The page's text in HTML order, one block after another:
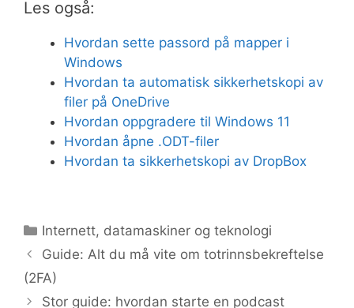
Les også:
Hvordan sette passord på mapper i
Windows
Hvordan ta automatisk sikkerhetskopi av
filer på OneDrive
Hvordan oppgradere til Windows 11
Hvordan åpne .ODT-filer
Hvordan ta sikkerhetskopi av DropBox
Kategorier
Internett, datamaskiner og teknologi
Guide: Alt du må vite om totrinnsbekreftelse
(2FA)
Stor guide: hvordan starte en podcast